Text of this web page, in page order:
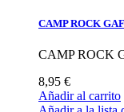
CAMP ROCK
CAMP ROCK
8,95 €
Añadir al carrito